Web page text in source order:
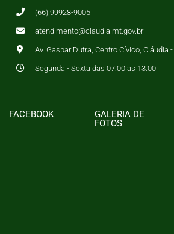
(66) 99928-9005
atendimento@claudia.mt.gov.br
Av. Gaspar Dutra, Centro Cívico, Cláudia
Segunda - Sexta das 07:00 as 13:00
FACEBOOK
GALERIA DE
FOTOS